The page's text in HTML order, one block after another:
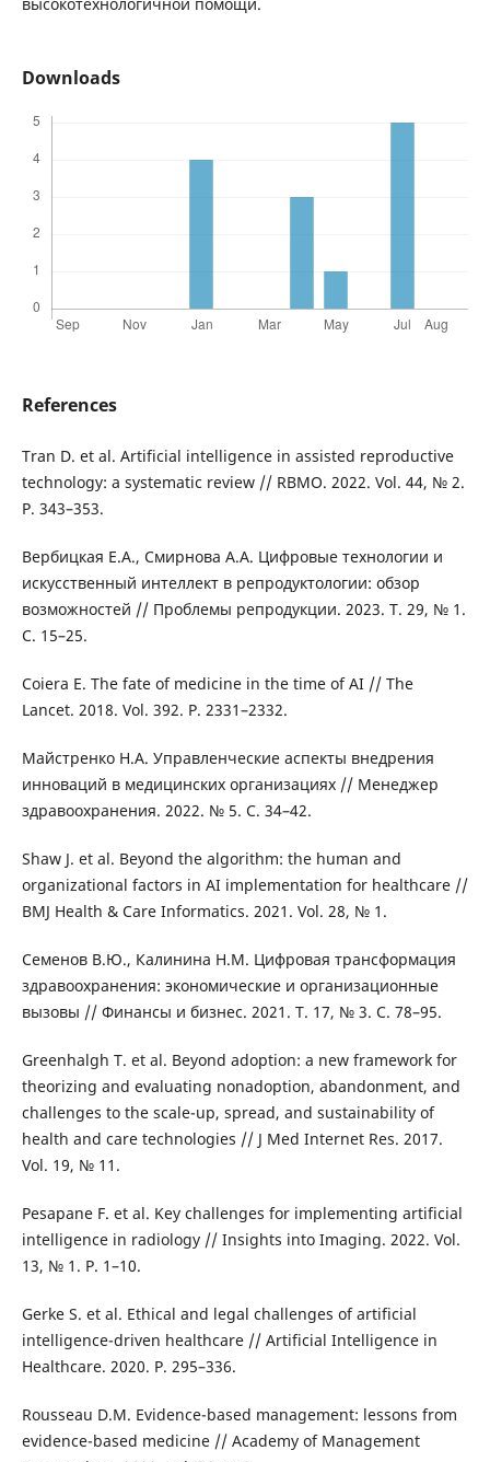
Downloads
References
Tran D. et al. Artificial intelligence in assisted reproductive
technology: a systematic review // RBMO. 2022. Vol. 44, № 2.
P. 343–353.
Вербицкая Е.А., Смирнова А.А. Цифровые технологии и
искусственный интеллект в репродуктологии: обзор
возможностей // Проблемы репродукции. 2023. Т. 29, № 1.
С. 15–25.
Coiera E. The fate of medicine in the time of AI // The
Lancet. 2018. Vol. 392. P. 2331–2332.
Майстренко Н.А. Управленческие аспекты внедрения
инноваций в медицинских организациях // Менеджер
здравоохранения. 2022. № 5. С. 34–42.
Shaw J. et al. Beyond the algorithm: the human and
organizational factors in AI implementation for healthcare //
BMJ Health & Care Informatics. 2021. Vol. 28, № 1.
Семенов В.Ю., Калинина Н.М. Цифровая трансформация
здравоохранения: экономические и организационные
вызовы // Финансы и бизнес. 2021. Т. 17, № 3. С. 78–95.
Greenhalgh T. et al. Beyond adoption: a new framework for
theorizing and evaluating nonadoption, abandonment, and
challenges to the scale-up, spread, and sustainability of
health and care technologies // J Med Internet Res. 2017.
Vol. 19, № 11.
Pesapane F. et al. Key challenges for implementing artificial
intelligence in radiology // Insights into Imaging. 2022. Vol.
13, № 1. P. 1–10.
Gerke S. et al. Ethical and legal challenges of artificial
intelligence-driven healthcare // Artificial Intelligence in
Healthcare. 2020. P. 295–336.
Rousseau D.M. Evidence-based management: lessons from
evidence-based medicine // Academy of Management